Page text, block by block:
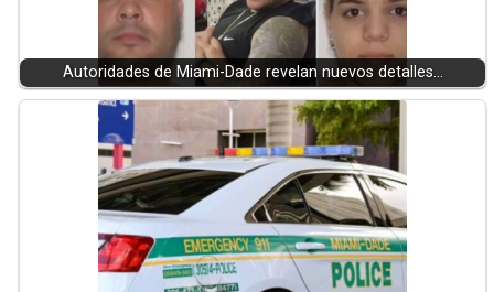
Autoridades de Miami-Dade revelan nuevos detalles…